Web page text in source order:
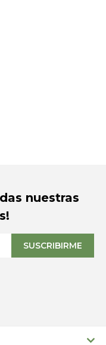
nuestras
SUSCRIBIRME